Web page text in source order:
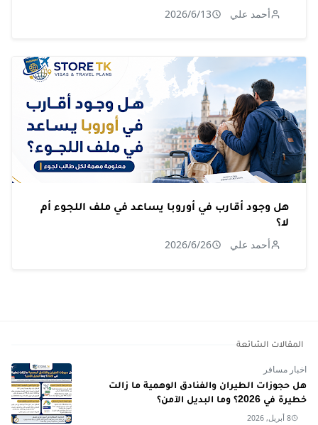
أحمد علي 2026/6/13
هل وجود أقارب في أوروبا يساعد في ملف اللجوء أم
لا؟
أحمد علي 2026/6/26
المقالات الشائعة
اخبار مسافر
هل حجوزات الطيران والفنادق الوهمية ما زالت
خطيرة في 2026؟ وما البديل الآمن؟
8 أبريل, 2026